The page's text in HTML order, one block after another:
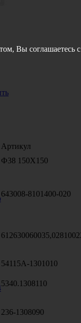
Артикул
Ф38 150Х150
643008-8101400-020
54115А-1301010
5340.1308110
236-1308090
Вы соглашаетесь